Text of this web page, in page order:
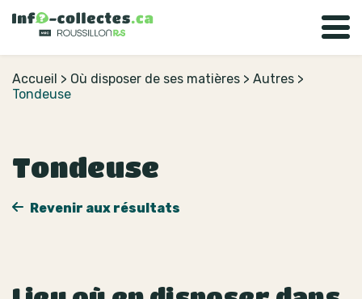
Accueil > Où disposer de ses matières > Autres >
Tondeuse
Tondeuse
Revenir aux résultats